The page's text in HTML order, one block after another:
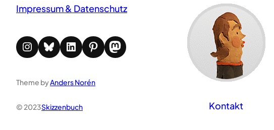
Impressum & Datenschutz
Instagram Bluesky LinkedIn Pinterest Mastodon
Theme byAnders Norén
© 2023Skizzenbuch Kontakt